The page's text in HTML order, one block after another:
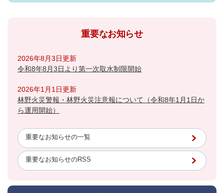
重要なお知らせ
2026年8月3日更新
令和8年8月3日より第一次取水制限開始
2026年1月1日更新
林野火災警報・林野火災注意報について（令和8年1月1日か
ら運用開始）
重要なお知らせの一覧
重要なお知らせのRSS